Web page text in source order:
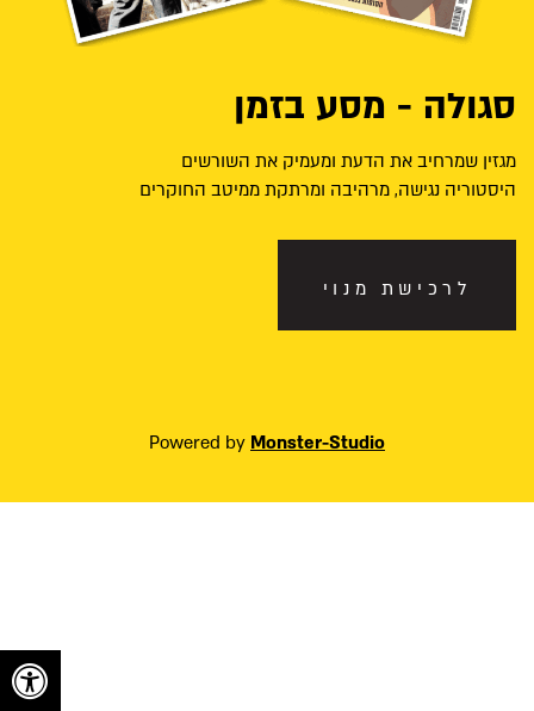
סגולה - מסע בזמן
מגזין שמרחיב את הדעת ומעמיק את השורשים
היסטוריה נגישה, מרהיבה ומרתקת ממיטב החוקרים
לרכישת מנוי
Powered byMonster-Studio